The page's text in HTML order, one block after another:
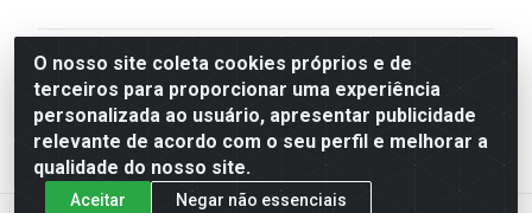
O nosso site coleta cookies próprios e de
terceiros para proporcionar uma experiência
personalizada ao usuário, apresentar publicidade
relevante de acordo com o seu perfil e melhorar a
qualidade do nosso site.
Aceitar Negar não essenciais
Atacadao da Limpeza F. Pereira Queiroz Comercio e
Distribuicao LTDA - Quadra Qi 10 Lotes 39 e, 41 - Setor
Industrial (Taguatinga), Brasília/DF - CEP 72.135-100 -
CNPJ 13.184.675/0001-80